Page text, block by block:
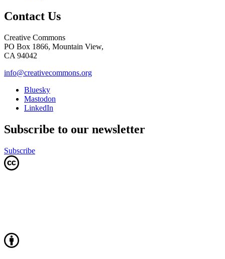
Contact Us
Creative Commons
PO Box 1866, Mountain View,
CA 94042
info@creativecommons.org
Bluesky
Mastodon
LinkedIn
Subscribe to our newsletter
Subscribe